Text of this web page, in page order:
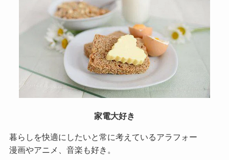
家電大好き
暮らしを快適にしたいと常に考えているアラフォー
漫画やアニメ、音楽も好き。